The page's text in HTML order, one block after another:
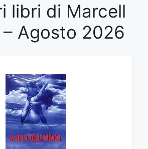
libri di Marcell
Agosto 2026